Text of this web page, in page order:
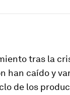
tras la
han caído y
de los